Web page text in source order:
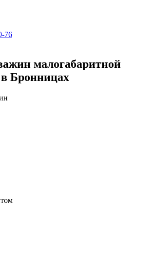
76
малогабаритной
Бронницах